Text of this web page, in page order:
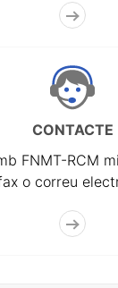
CONTACTE
FNMT-RCM
o correu